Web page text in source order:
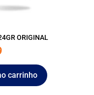
ORIGINAL
carrinho